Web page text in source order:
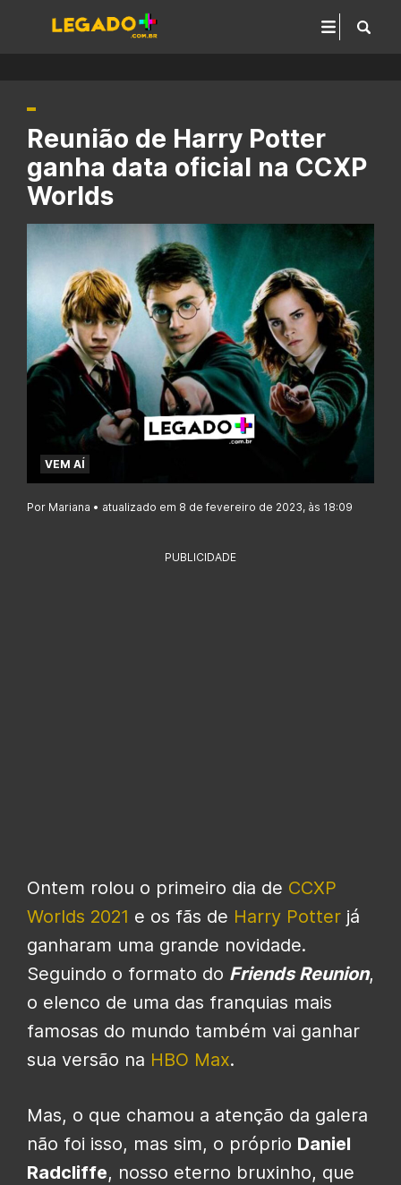
Reunião de Harry Potter
ganha data oficial na CCXP
Worlds
VEM AÍ
Por Mariana • atualizado em 8 de fevereiro de 2023, às 18:09
PUBLICIDADE
Ontem rolou o primeiro dia de CCXP
Worlds 2021 e os fãs de Harry Potter já
ganharam uma grande novidade.
Seguindo o formato do Friends Reunion,
o elenco de uma das franquias mais
famosas do mundo também vai ganhar
sua versão na HBO Max.
Mas, o que chamou a atenção da galera
não foi isso, mas sim, o próprio Daniel
Radcliffe, nosso eterno bruxinho, que